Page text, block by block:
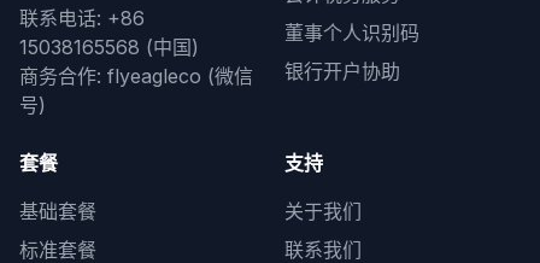
联系电话: +86
15038165568 (中国)
商务合作: flyeagleco (微信
号)
董事个人识别码
银行开户协助
套餐
基础套餐
标准套餐
支持
关于我们
联系我们